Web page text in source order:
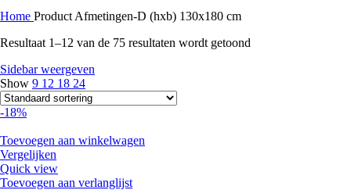
Home Product Afmetingen-D (hxb) 130x180 cm
Resultaat 1–12 van de 75 resultaten wordt getoond
Sidebar weergeven
Show 9 12 18 24
-18%
Toevoegen aan winkelwagen
Vergelijken
Quick view
Toevoegen aan verlanglijst